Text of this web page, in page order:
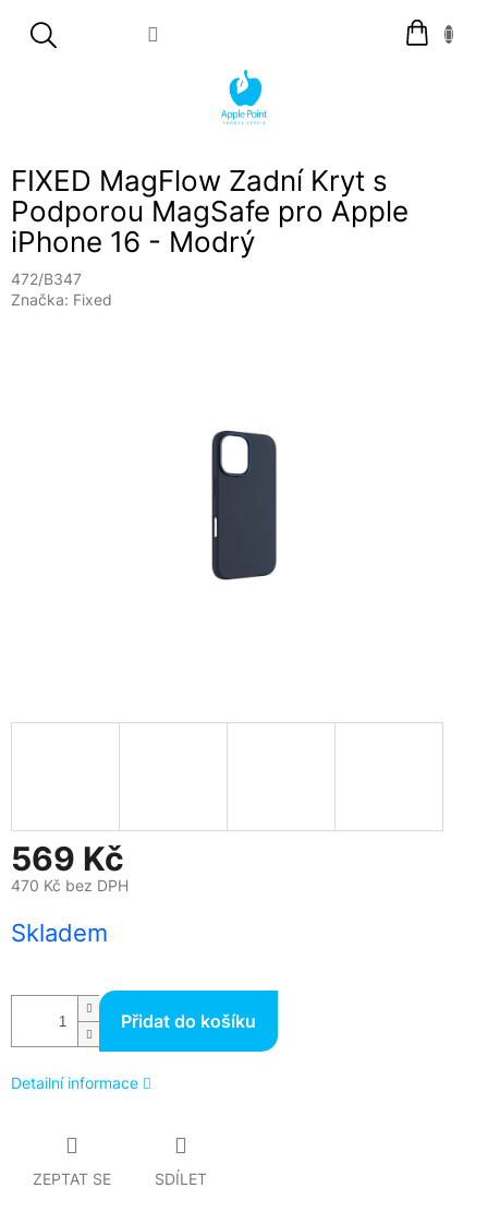
Nákupní
košík
FIXED MagFlow Zadní Kryt s
Podporou MagSafe pro Apple
iPhone 16 - Modrý
472/B347
Značka: Fixed
569 Kč
470 Kč bez DPH
cena:
Skladem
Přidat do košíku
Detailní informace
ZEPTAT SE SDÍLET